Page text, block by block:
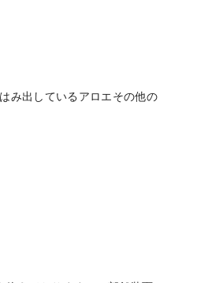
み出しているアロエその他の